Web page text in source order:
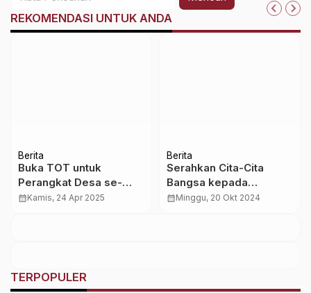
REKOMENDASI UNTUK ANDA
Berita
Buka TOT untuk
Perangkat Desa se-
Sumba, Bupati SBD:
calendar_monthKamis, 24 Apr 2025
Berita
Serahkan Cita-Cita
Bangsa kepada
Presiden Prabowo,
calendar_monthMinggu, 20 Okt 2024
TERPOPULER